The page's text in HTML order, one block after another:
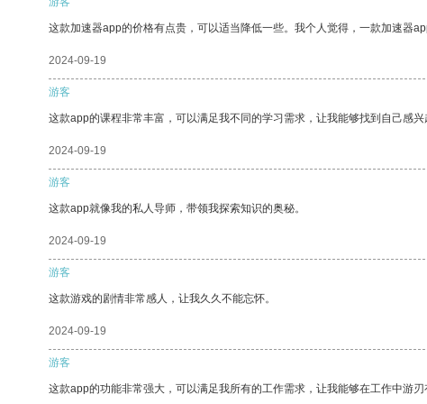
这款加速器app的价格有点贵，可以适当降低一些。我个人觉得，一款加速器
2024-09-19
游客
这款app的课程非常丰富，可以满足我不同的学习需求，让我能够找到自己感兴
2024-09-19
游客
这款app就像我的私人导师，带领我探索知识的奥秘。
2024-09-19
游客
这款游戏的剧情非常感人，让我久久不能忘怀。
2024-09-19
游客
这款app的功能非常强大，可以满足我所有的工作需求，让我能够在工作中游刃